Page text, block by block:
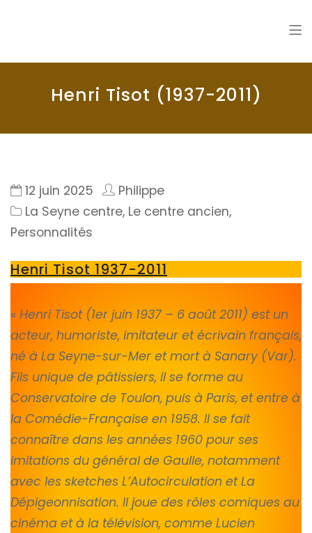
Henri Tisot (1937-2011)
12 juin 2025
Philippe
La Seyne centre, Le centre ancien,
Personnalités
Henri Tisot 1937-2011
« Henri Tisot (1er juin 1937 – 6 août 2011) est un
acteur, humoriste, imitateur et écrivain français,
né à La Seyne-sur-Mer et mort à Sanary (Var).
Fils unique de pâtissiers, il se forme au
Conservatoire de Toulon, puis à Paris, et entre à
la Comédie-Française en 1958. Il se fait
connaître dans les années 1960 pour ses
imitations du général de Gaulle, notamment
avec les sketches L’Autocirculation et La
Dépigeonnisation. Il joue des rôles comiques au
cinéma et à la télévision, comme Lucien